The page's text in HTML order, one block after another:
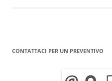
CONTATTACI PER UN PREVENTIVO